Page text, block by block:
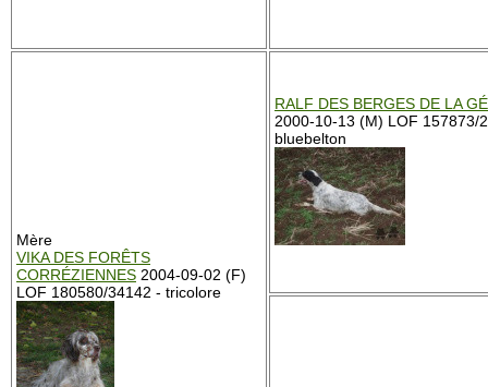
Mère
VIKA DES FORÊTS
CORRÉZIENNES 2004-09-02 (F)
LOF 180580/34142 - tricolore
RALF DES BERGES DE LA
2000-10-13 (M) LOF 157873/
bluebelton